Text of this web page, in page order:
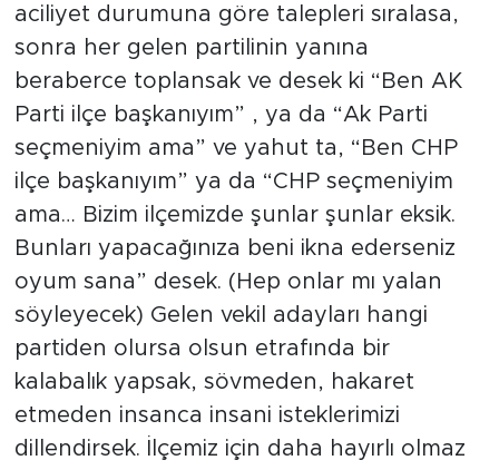
aciliyet durumuna göre talepleri sıralasa,
sonra her gelen partilinin yanına
beraberce toplansak ve desek ki “Ben AK
Parti ilçe başkanıyım” , ya da “Ak Parti
seçmeniyim ama” ve yahut ta, “Ben CHP
ilçe başkanıyım” ya da “CHP seçmeniyim
ama… Bizim ilçemizde şunlar şunlar eksik.
Bunları yapacağınıza beni ikna ederseniz
oyum sana” desek. (Hep onlar mı yalan
söyleyecek) Gelen vekil adayları hangi
partiden olursa olsun etrafında bir
kalabalık yapsak, sövmeden, hakaret
etmeden insanca insani isteklerimizi
dillendirsek. İlçemiz için daha hayırlı olmaz